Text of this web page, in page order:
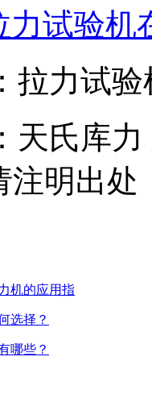
力试验机
拉力试验
天氏库
注明出处
机的应用指
选择？
哪些？